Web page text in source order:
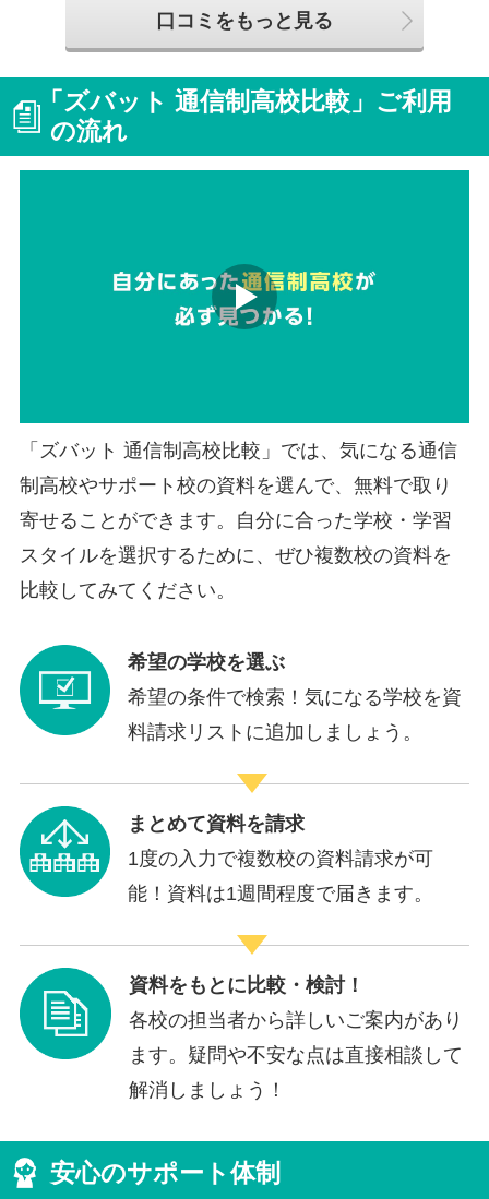
口コミをもっと見る
「ズバット 通信制高校比較」ご利用
の流れ
「ズバット 通信制高校比較」では、気になる通信
制高校やサポート校の資料を選んで、無料で取り
寄せることができます。自分に合った学校・学習
スタイルを選択するために、ぜひ複数校の資料を
比較してみてください。
希望の学校を選ぶ
希望の条件で検索！気になる学校を資
料請求リストに追加しましょう。
まとめて資料を請求
1度の入力で複数校の資料請求が可
能！資料は1週間程度で届きます。
資料をもとに比較・検討！
各校の担当者から詳しいご案内があり
ます。疑問や不安な点は直接相談して
解消しましょう！
安心のサポート体制